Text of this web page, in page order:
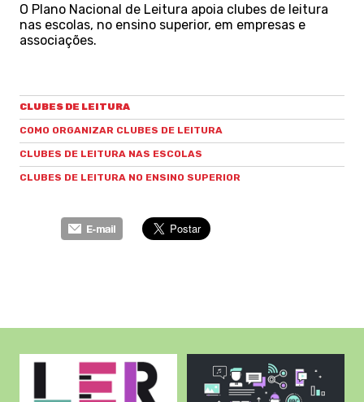
O Plano Nacional de Leitura apoia clubes de leitura
nas escolas, no ensino superior, em empresas e
associações.
CLUBES DE LEITURA
COMO ORGANIZAR CLUBES DE LEITURA
CLUBES DE LEITURA NAS ESCOLAS
CLUBES DE LEITURA NO ENSINO SUPERIOR